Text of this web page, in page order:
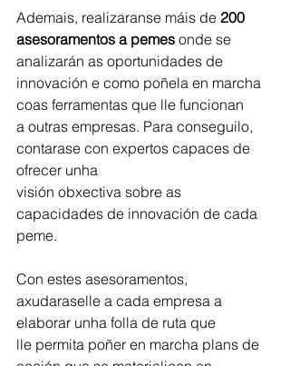
Ademais, realizaranse máis de 200
asesoramentos a pemes onde se
analizarán as oportunidades de
innovación e como poñela en marcha
coas ferramentas que lle funcionan
a outras empresas. Para conseguilo,
contarase con expertos capaces de
ofrecer unha
visión obxectiva sobre as
capacidades de innovación de cada
peme.
Con estes asesoramentos,
axudaraselle a cada empresa a
elaborar unha folla de ruta que
lle permita poñer en marcha plans de